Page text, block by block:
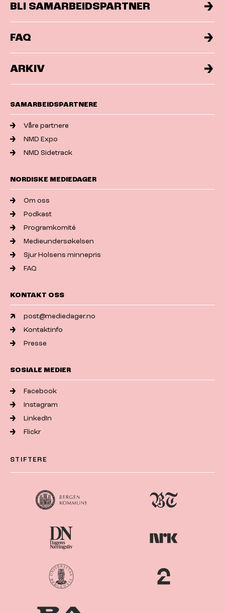
BLI SAMARBEIDSPARTNER
FAQ
ARKIV
SAMARBEIDSPARTNERE
Våre partnere
NMD Expo
NMD Sidetrack
NORDISKE MEDIEDAGER
Om oss
Podkast
Programkomité
Medieundersøkelsen
Sjur Holsens minnepris
FAQ
KONTAKT OSS
post@mediedager.no
Kontaktinfo
Presse
SOSIALE MEDIER
Facebook
Instagram
LinkedIn
Flickr
STIFTERE